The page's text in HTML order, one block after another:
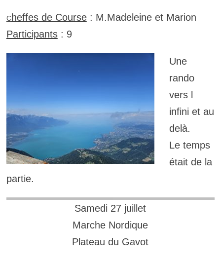
Cheffes de Course: M.Madeleine et Marion
Participants: 9
Une
rando
vers l
infini et au
delà.
Le temps
était de la
partie.
Samedi 27 juillet
Marche Nordique
Plateau du Gavot